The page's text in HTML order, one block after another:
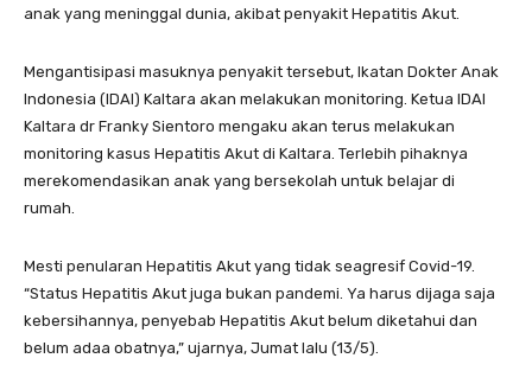
anak yang meninggal dunia, akibat penyakit Hepatitis Akut.
Mengantisipasi masuknya penyakit tersebut, Ikatan Dokter Anak
Indonesia (IDAI) Kaltara akan melakukan monitoring. Ketua IDAI
Kaltara dr Franky Sientoro mengaku akan terus melakukan
monitoring kasus Hepatitis Akut di Kaltara. Terlebih pihaknya
merekomendasikan anak yang bersekolah untuk belajar di
rumah.
Mesti penularan Hepatitis Akut yang tidak seagresif Covid-19.
“Status Hepatitis Akut juga bukan pandemi. Ya harus dijaga saja
kebersihannya, penyebab Hepatitis Akut belum diketahui dan
belum adaa obatnya,” ujarnya, Jumat lalu (13/5).